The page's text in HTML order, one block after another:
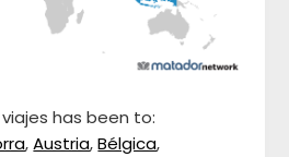
has been to:
,Austria,Bélgica,